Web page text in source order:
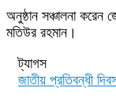
অনুষ্ঠান সঞ্চালনা করেন
মতিউর রহমান।
ট্যাগস
জাতীয় প্রতিবন্ধী